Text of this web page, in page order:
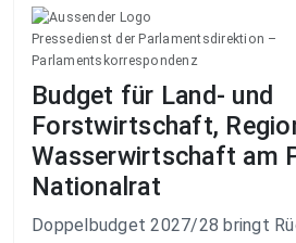
Pressedienst der Parlamentsdirektion –
Parlamentskorrespondenz
Budget für Land- und
Forstwirtschaft,
Wasserwirtschaft am
Nationalrat
Doppelbudget 2027/28 bringt